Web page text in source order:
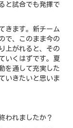
と試合でも発揮で
きます。新チーム
で、このまま今の
上がれると、その
いくはずです。夏
を通して充実した
いきたいと思いま
われましたか？